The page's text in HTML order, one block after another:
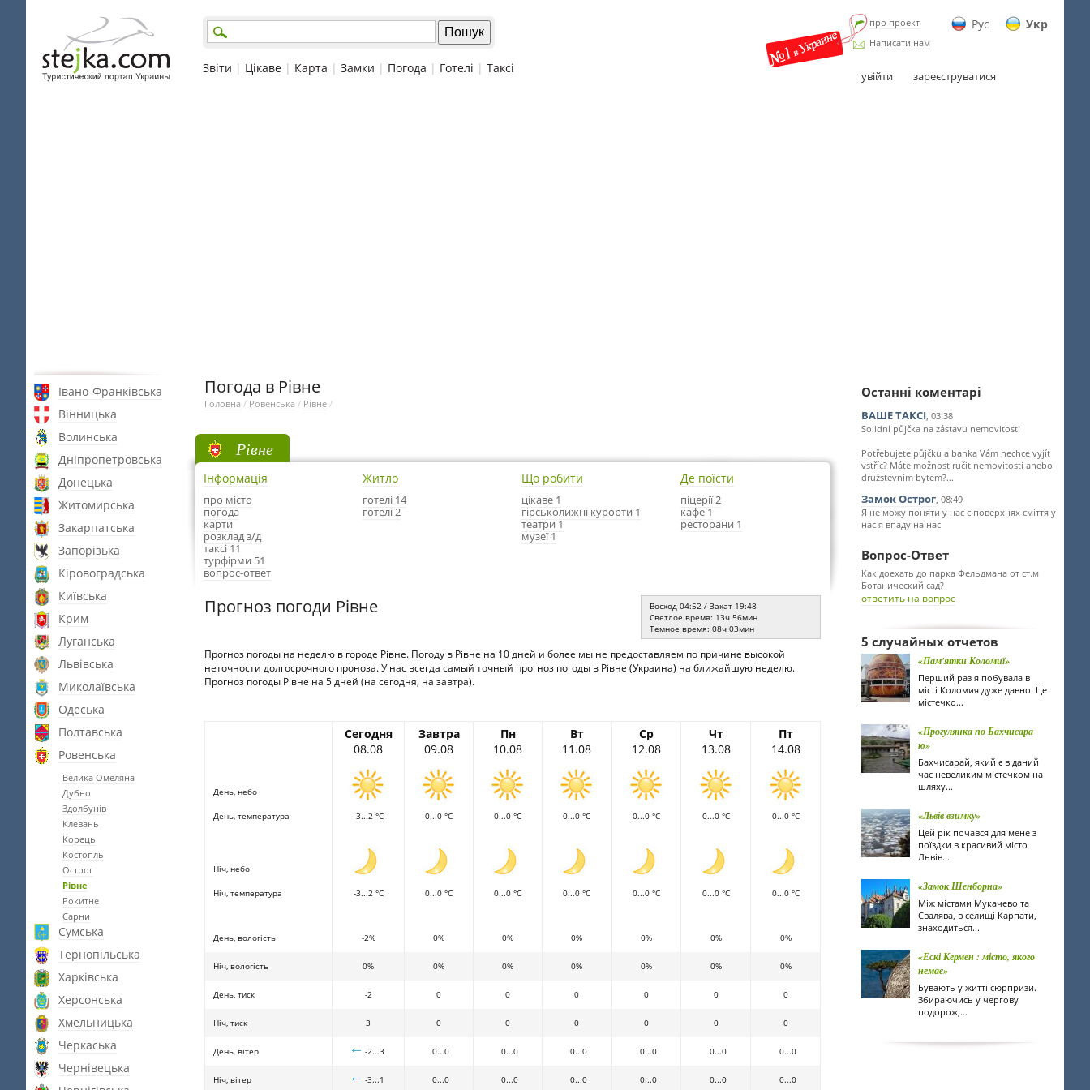
Рус Укр
про проект
Написати нам
увійти зареєструватися
Звіти | Цікаве | Карта | Замки | Погода | Готелі | Таксі
Івано-Франківська
Вінницька
Волинська
Дніпропетровська
Донецька
Житомирська
Закарпатська
Запорізька
Кіровоградська
Київська
Крим
Луганська
Львівська
Миколаївська
Одеська
Полтавська
Ровенська
Велика Омеляна
Дубно
Здолбунів
Клевань
Корець
Костопль
Острог
Рівне
Рокитне
Сарни
Сумська
Тернопільська
Харківська
Херсонська
Хмельницька
Черкаська
Чернівецька
Погода в Рівне
Головна / Ровенська / Рівне /
Рівне
Інформація
про місто
погода
карти
розклад з/д
таксі 11
турфірми 51
вопрос-ответ
Житло
готелі 14
готелі 2
Що робити
цікаве 1
гірськолижні курорти 1
театри 1
музеї 1
Де поїсти
піцерії 2
кафе 1
ресторани 1
Прогноз погоди Рівне
Восход 04:52 / Закат 19:48
Светлое время: 13ч 56мин
Темное время: 08ч 03мин
Прогноз погоды на неделю в городе Рівне. Погоду в Рівне на 10 дней и более мы не предоставляем по причине высокой
неточности долгосрочного проноза. У нас всегда самый точный прогноз погоды в Рівне (Украина) на ближайшую неделю.
Прогноз погоды Рівне на 5 дней (на сегодня, на завтра).
Сегодня
08.08
Завтра
09.08
Пн
10.08
Вт
11.08
Ср
12.08
Чт
13.08
Пт
14.08
День, небо
День, температура -3...2 °C 0...0 °C 0...0 °C 0...0 °C 0...0 °C 0...0 °C 0...0 °C
Ніч, небо
Ніч, температура -3...2 °C 0...0 °C 0...0 °C 0...0 °C 0...0 °C 0...0 °C 0...0 °C
День, вологість -2% 0% 0% 0% 0% 0% 0%
Ніч, вологість 0% 0% 0% 0% 0% 0% 0%
День, тиск -2 0 0 0 0 0 0
Ніч, тиск 3 0 0 0 0 0 0
День, вітер -2...3 0...0 0...0 0...0 0...0 0...0 0...0
Ніч, вітер -3...1 0...0 0...0 0...0 0...0 0...0 0...0
Останні коментарі
ВАШЕ ТАКСІ, 03:38
Solidní půjčka na zástavu nemovitosti
Potřebujete půjčku a banka Vám nechce vyjít
vstříc? Máte možnost ručit nemovitosti anebo
družstevním bytem?...
Замок Острог, 08:49
Я не можу поняти у нас є поверхнях сміття у
нас я впаду на нас
Вопрос-Ответ
Как доехать до парка Фельдмана от ст.м
Ботанический сад?
ответить на вопрос
5 случайных отчетов
«Пам'ятки Коломиї»
Перший раз я побувала в
місті Коломия дуже давно. Це
містечко...
«Прогулянка по Бахчисара
ю»
Бахчисарай, який є в даний
час невеликим містечком на
шляху...
«Львів взимку»
Цей рік почався для мене з
поїздки в красивий місто
Львів....
«Замок Шенборна»
Між містами Мукачево та
Свалява, в селищі Карпати,
знаходиться...
«Ескі Кермен : місто, якого
немає»
Бувають у житті сюрпризи.
Збираючись у чергову
подорож,...